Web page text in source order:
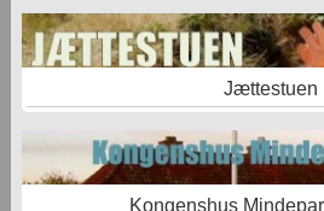
Jættestuen
Kongenshus